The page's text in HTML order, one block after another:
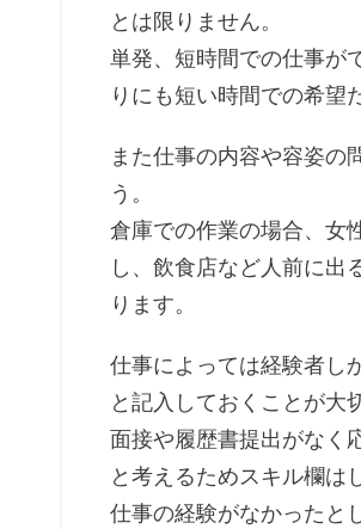
とは限りません。
単発、短時間での仕事が
りにも短い時間での希望
また仕事の内容や容姿の
う。
倉庫での作業の場合、女
し、飲食店など人前に出
ります。
仕事によっては経験者し
と記入しておくことが大
面接や履歴書提出がなく
と考えるためスキル欄は
仕事の経験がなかったと